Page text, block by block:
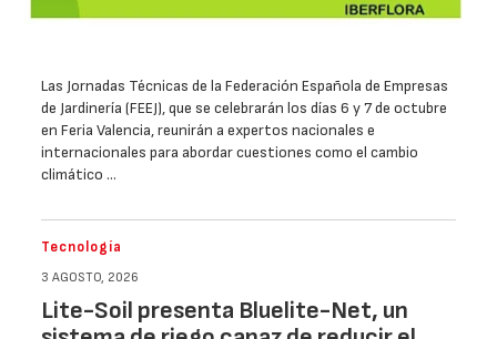
Las Jornadas Técnicas de la Federación Española de Empresas
de Jardinería (FEEJ), que se celebrarán los días 6 y 7 de octubre
en Feria Valencia, reunirán a expertos nacionales e
internacionales para abordar cuestiones como el cambio
climático …
Tecnología
3 AGOSTO, 2026
Lite-Soil presenta Bluelite-Net, un